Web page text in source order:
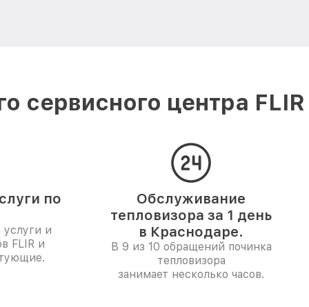
сервисного центра
по
и
FLIR и
Обслуживание
тепловизора за 1 день
в Краснодаре.
В 9 из 10 обращений починка
тепловизора
занимает несколько часов.